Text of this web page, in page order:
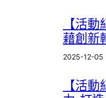
【活
藉創新
2025-12-05
【活